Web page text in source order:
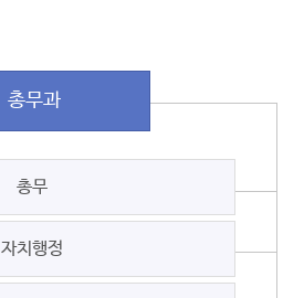
총무과
총무
자치행정